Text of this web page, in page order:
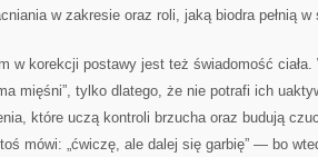
w zakresie oraz roli, jaką biodra pełnią w
w korekcji postawy jest też świadomość
mięśni”, tylko dlatego, że nie potrafi ich
które uczą kontroli brzucha oraz budują
mówi: „ćwiczę, ale dalej się garbię” — bo